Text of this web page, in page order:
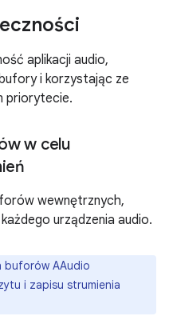
aplikacji audio,
i korzystając ze
priorytecie.
w celu
wewnętrznych,
urządzenia audio.
buforów AAudio
i zapisu strumienia